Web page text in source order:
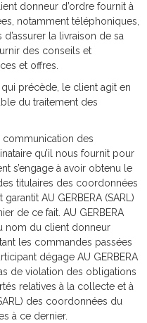
donneur d’ordre fournit à
notamment téléphoniques,
la livraison de sa
des conseils et
et offres.
précède, le client agit en
du traitement des
communication des
qu’il nous fournit pour
s’engage à avoir obtenu le
titulaires des coordonnées
garantit AU GERBERA (SARL)
de ce fait. AU GERBERA
nom du client donneur
les commandes passées
dégage AU GERBERA
de violation des obligations
relatives à la collecte et à
des coordonnées du
à ce dernier.